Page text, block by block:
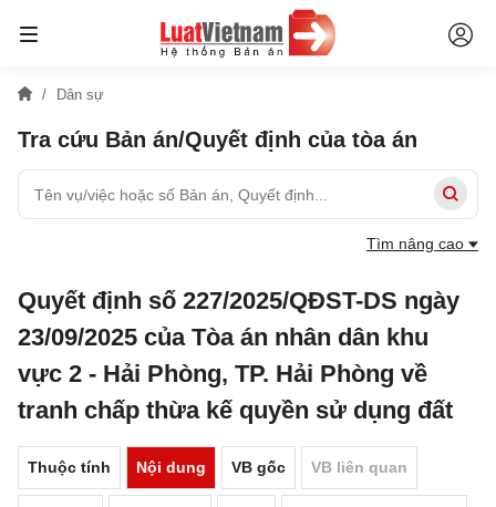
Dân sự
Tra cứu Bản án/Quyết định của tòa án
Tìm nâng cao
Quyết định số 227/2025/QĐST-DS ngày
23/09/2025 của Tòa án nhân dân khu
vực 2 - Hải Phòng, TP. Hải Phòng về
tranh chấp thừa kế quyền sử dụng đất
Thuộc tính Nội dung VB gốc VB liên quan